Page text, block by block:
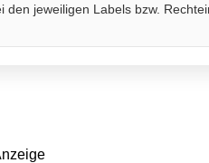
jeweiligen Labels bzw.